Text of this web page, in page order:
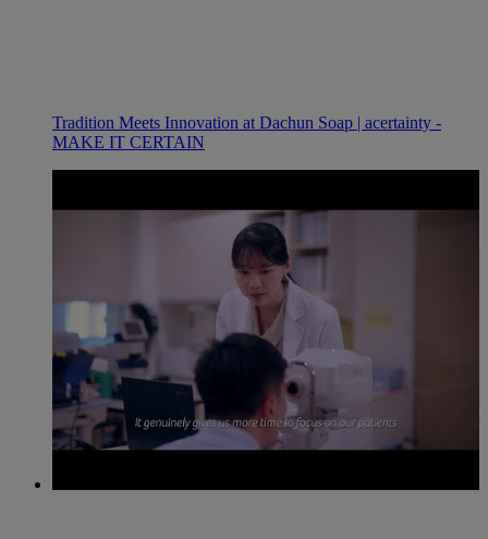
Tradition Meets Innovation at Dachun Soap | acertainty -
MAKE IT CERTAIN